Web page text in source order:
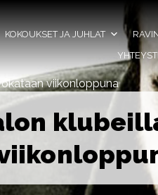
KOKOUKSET JA JUHLAT
viikonloppuna